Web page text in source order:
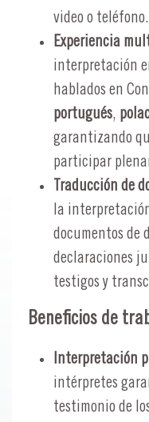
video o teléfono.
Experiencia
interpretación
hablados en
portugués,
garantizando
participar
Traducción de
la
documentos de
declaraciones
testigos y
Beneficios de
Interpretación
intérpretes
testimonio de